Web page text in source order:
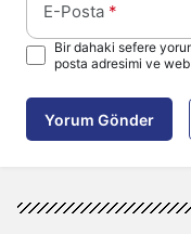
E-Posta *
Bir dahaki sefere
posta adresimi ve
Yorum Gönder